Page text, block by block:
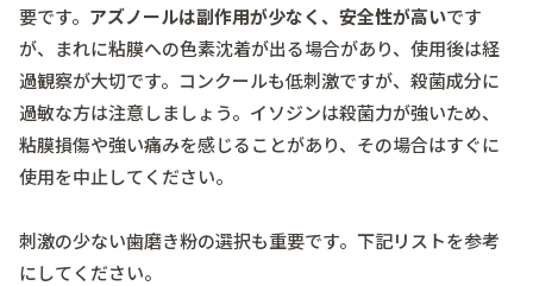
要です。 アズノールは副作用が少なく、安全性が高いです
が、まれに粘膜への色素沈着が出る場合があり、使用後は経
過観察が大切です。コンクールも低刺激ですが、殺菌成分に
過敏な方は注意しましょう。イソジンは殺菌力が強いため、
粘膜損傷や強い痛みを感じることがあり、その場合はすぐに
使用を中止してください。
刺激の少ない歯磨き粉の選択も重要です。下記リストを参考
にしてください。